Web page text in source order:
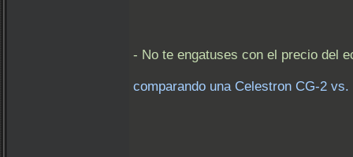
- No te engatuses con el precio del
comparando una Celestron CG-2